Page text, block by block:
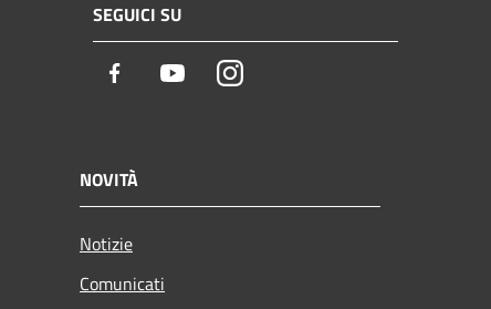
SEGUICI SU
Facebook YoutubeInstagram
NOVITÀ
Notizie
Comunicati